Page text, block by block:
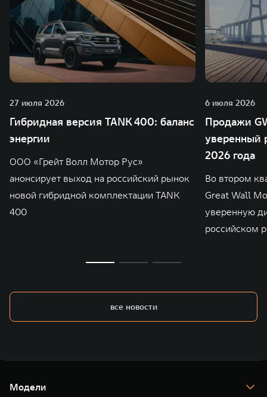
27 июля 2026
Гибридная версия TANK 400: баланс
энергии
ООО «Грейт Волл Мотор Рус»
анонсирует выход на российский рынок
новой гибридной комплектации TANK
400
6 июля 2026
Продажи
уверенный
2026 года
Во втором
Great Wall
уверенную
российском
все новости
Модели